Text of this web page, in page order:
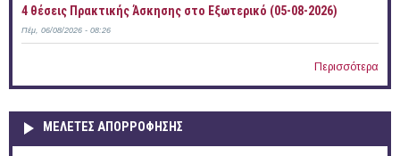
4 θέσεις Πρακτικής Άσκησης στο Εξωτερικό (05-08-2026)
Πέμ, 06/08/2026 - 08:26
Περισσότερα
ΜΕΛΕΤΕΣ ΑΠΟΡΡΟΦΗΣΗΣ